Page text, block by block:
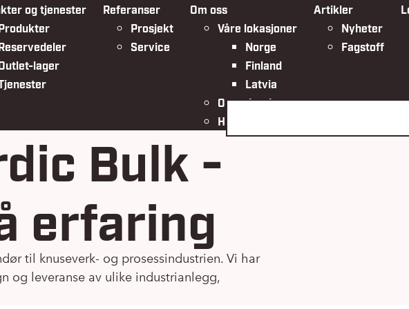
og tjenester
lager
Referanser
Prosjekt
Service
Om oss
Våre lokasjoner
Norge
Finland
Latvia
Organisasjonen
HMSK
Artikler
Nyheter
Fagstoff
Bulk -
erfaring
til knuseverk- og prosessindustrien. Vi har
og leveranse av ulike industrianlegg,